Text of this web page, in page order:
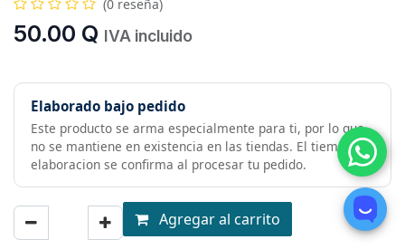
(0 reseña)
50.00 Q IVA incluido
Elaborado bajo pedido
Este producto se arma especialmente para ti, por lo que
no se mantiene en existencia en las tiendas. El tiempo de
elaboracion se confirma al procesar tu pedido.
Agregar al carrito